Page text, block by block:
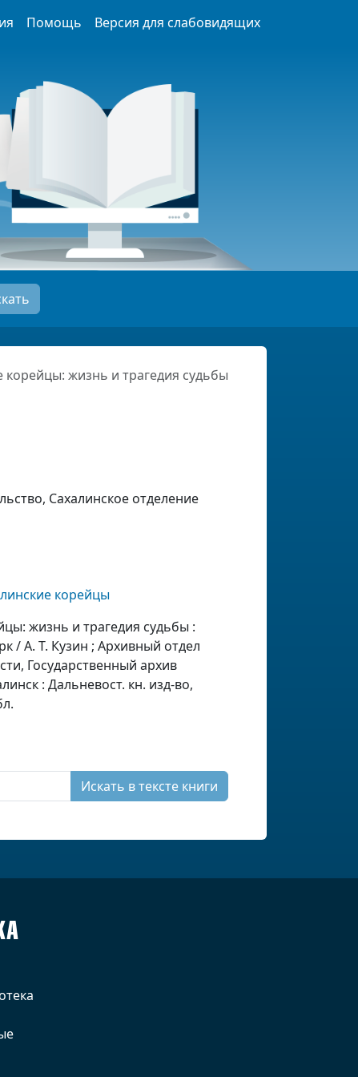
Помощь Версия для слабовидящих
жизнь и трагедия судьбы
Сахалинское отделение
корейцы
жизнь и трагедия судьбы :
/ А. Т. Кузин ; Архивный отдел
Государственный архив
: Дальневост. кн. изд-во,
Искать в тексте книги